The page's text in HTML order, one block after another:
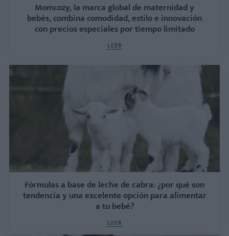
Momcozy, la marca global de maternidad y
bebés, combina comodidad, estilo e innovación
con precios especiales por tiempo limitado
LEER
Fórmulas a base de leche de cabra: ¿por qué son
tendencia y una excelente opción para alimentar
a tu bebé?
LEER